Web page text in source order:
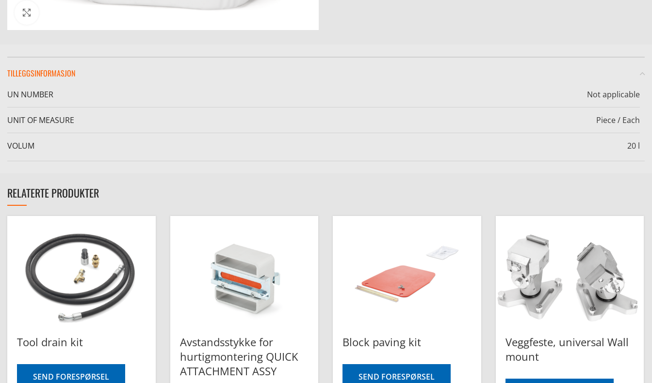
TILLEGGSINFORMASJON
UN NUMBER Not applicable
UNIT OF MEASURE Piece / Each
VOLUM 20 l
RELATERTE PRODUKTER
Tool drain kit
SEND FORESPØRSEL
Avstandsstykke for
hurtigmontering QUICK
ATTACHMENT ASSY
Block paving kit
SEND FORESPØRSEL
Veggfeste, universal Wall
mount